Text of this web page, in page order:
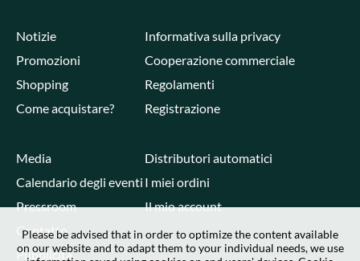
Notizie
Promozioni
Shopping
Come acquistare?
Informativa sulla privacy
Cooperazione commerciale
Regolamenti
Registrazione
Media
Calendario degli eventi
Pressroom
Contatto
Pubblicità
Distributori automatici
I miei ordini
Il mio account
Please be advised that in order to optimize the content available
on our website and to adapt them to your individual needs, we use